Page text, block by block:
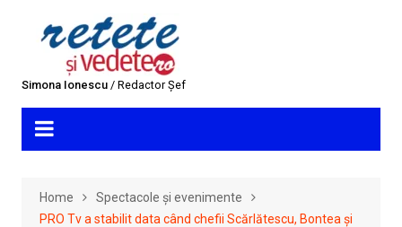
Simona Ionescu/ Redactor Șef
Home
Spectacole și evenimente
PRO Tv a stabilit data când chefii Scărlătescu, Bontea și